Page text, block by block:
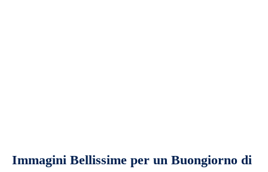
Immagini Bellissime per un Buongiorno di